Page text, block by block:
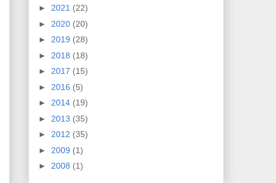
► 2021 (22)
► 2020 (20)
► 2019 (28)
► 2018 (18)
► 2017 (15)
► 2016 (5)
► 2014 (19)
► 2013 (35)
► 2012 (35)
► 2009 (1)
► 2008 (1)